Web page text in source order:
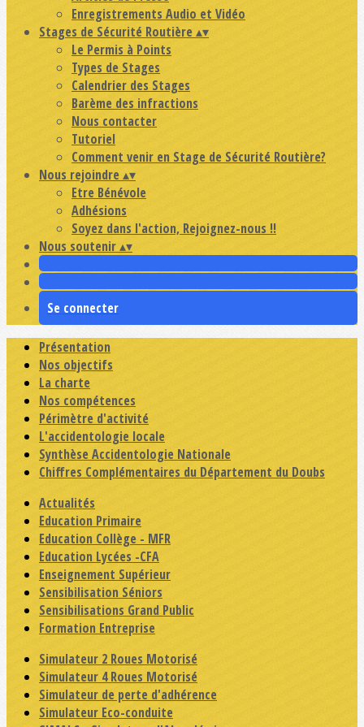
Enregistrements Audio et Vidéo
Stages de Sécurité Routière ▴▾
Le Permis à Points
Types de Stages
Calendrier des Stages
Barème des infractions
Nous contacter
Tutoriel
Comment venir en Stage de Sécurité Routière?
Nous rejoindre ▴▾
Etre Bénévole
Adhésions
Soyez dans l'action, Rejoignez-nous !!
Nous soutenir▴▾
Se connecter
Présentation
Nos objectifs
La charte
Nos compétences
Périmètre d'activité
L'accidentologie locale
Synthèse Accidentologie Nationale
Chiffres Complémentaires du Département du Doubs
Actualités
Education Primaire
Education Collège - MFR
Education Lycées -CFA
Enseignement Supérieur
Sensibilisation Séniors
Sensibilisations Grand Public
Formation Entreprise
Simulateur 2 Roues Motorisé
Simulateur 4 Roues Motorisé
Simulateur de perte d'adhérence
Simulateur Eco-conduite